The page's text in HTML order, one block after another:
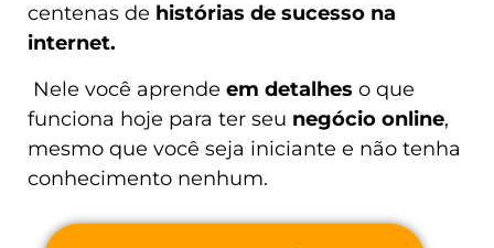
centenas de histórias de sucesso na
internet.
Nele você aprende em detalhes o que
funciona hoje para ter seu negócio online,
mesmo que você seja iniciante e não tenha
conhecimento nenhum.